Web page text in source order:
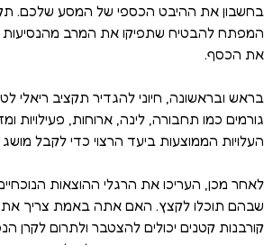
בחשבון את ההיבט הכספי של המסע שלכם.
המפתח להבטיח שתפיקו את המרב מהנסיעות
את הכסף.
בראש ובראשונה, חיוני להגדיר תקציב ריאלי
גורמים כמו תחבורה, לינה, ארוחות, פעילויות
העלויות הממוצעות ביעד הרצוי כדי לקבל
לאחר מכן, העריכו את הרגלי ההוצאות
שבהם תוכלו לקצץ. האם אתה באמת צריך את
קורבנות קטנים יכולים להצטבר ולתרום לקרן